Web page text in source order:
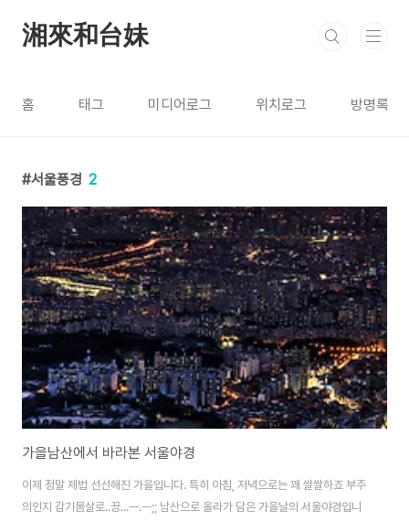
湘來和台妹
홈 태그 미디어로그 위치로그 방명록
서울풍경 2
가을남산에서 바라본 서울야경
이제 정말 제법 선선해진 가을입니다. 특히 아침, 저녁으로는 꽤 쌀쌀하죠 부주
의인지 감기몸살로..끙...ㅡ.ㅡ;; 남산으로 올라가 담은 가을날의 서울야경입니